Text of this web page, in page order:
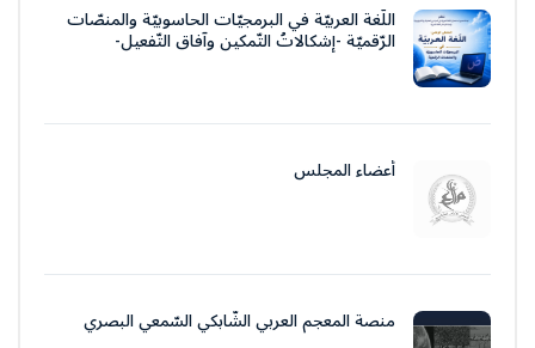
اللّغة العربيّة في البرمجيّات الحاسوبيّة والمنصّات
الرّقميّة -إشكالاتُ التّمكين وآفاق التّفعيل-
أعضاء المجلس
منصة المعجم العربي الشّابكي السّمعي البصري